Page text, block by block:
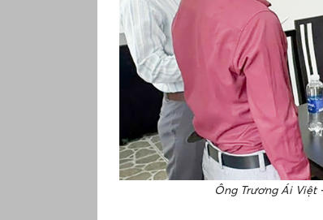
Ông Trương Ái Việt